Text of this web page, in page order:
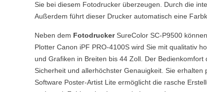
Sie bei diesem Fotodrucker überzeugen. Durch die
Außerdem führt dieser Drucker automatisch eine
Neben dem Fotodrucker SureColor SC-P9500
Plotter Canon iPF PRO-4100S wird Sie mit qualitativ
und Grafiken in Breiten bis 44 Zoll. Der
Sicherheit und allerhöchster Genauigkeit. Sie
Software Poster-Artist Lite ermöglicht die rasche